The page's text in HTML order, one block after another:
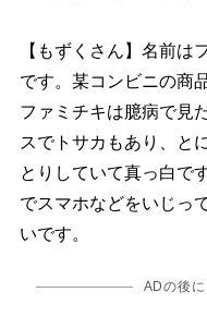
【もずくさん】名前は
です。某コンビニの商
ファミチキは臆病で見
スでトサカもあり、と
とりしていて真っ白で
でスマホなどをいじっ
いです。
ADの後